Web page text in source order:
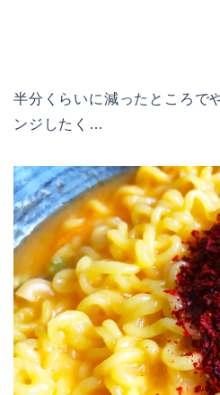
半分くらいに減ったところで
ンジしたく…